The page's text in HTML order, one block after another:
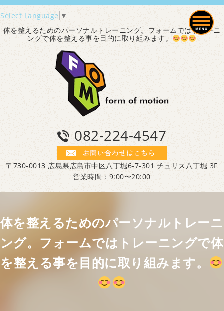
Select Language ▼
体を整えるためのパーソナルトレーニング。フォームではトレーニ
ングで体を整える事を目的に取り組みます。
082-224-4547
〒730-0013 広島県広島市中区八丁堀6-7-301 チュリス八丁堀 3F
営業時間：9:00〜20:00
体を整えるためのパーソナルトレーニ
ング。フォームではトレーニングで体
を整える事を目的に取り組みます。